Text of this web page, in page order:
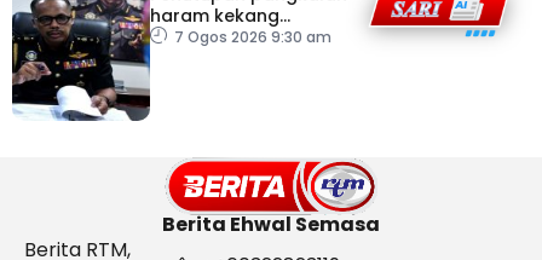
haram kekang
penyeludupan di
7 Ogos 2026 9:30 am
Berita Ehwal Semasa
Berita RTM,